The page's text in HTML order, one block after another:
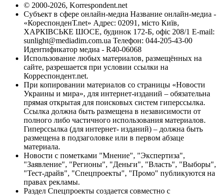
© 2000-2026, Korrespondent.net
Субъект в сфере онлайн-медиа Название онлайн-медиа -
«КореспонденТ.net» Адрес: 02091, місто Київ,
ХАРКІВСЬКЕ ШОСЕ, будинок 172-Б, офіс 208/1 E-mail:
sunlight@mediadim.com.ua Телефон: 044-205-43-00
Идентификатор медиа - R40-06068
Использование любых материалов, размещённых на
сайте, разрешается при условии ссылки на
Корреспондент.net.
При копировании материалов со страницы «Новости
Украины и мира», для интернет-изданий – обязательна
прямая открытая для поисковых систем гиперссылка.
Ссылка должна быть размещена в независимости от
полного либо частичного использования материалов.
Гиперссылка (для интернет- изданий) – должна быть
размещена в подзаголовке или в первом абзаце
материала.
Новости с пометками "Мнение", "Экспертиза",
"Заявление", "Регионы", "Деньги", "Власть", "Выборы",
"Тест-драйв", "Спецпроекты", "Промо" публикуются на
правах рекламы.
Раздел Спецпроекты создается совместно с